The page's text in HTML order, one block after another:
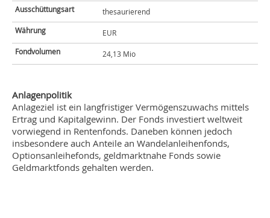
Ausschüttungsart
thesaurierend
Währung
EUR
Fondvolumen
24,13 Mio
Anlagenpolitik
Anlageziel ist ein langfristiger Vermögenszuwachs mittels
Ertrag und Kapitalgewinn. Der Fonds investiert weltweit
vorwiegend in Rentenfonds. Daneben können jedoch
insbesondere auch Anteile an Wandelanleihenfonds,
Optionsanleihefonds, geldmarktnahe Fonds sowie
Geldmarktfonds gehalten werden.